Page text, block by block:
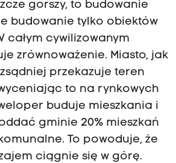
gorszy, to budowanie
budowanie tylko obiektów
całym cywilizowanym
zrównoważenie. Miasto, jak
przekazuje teren
to na rynkowych
buduje mieszkania i
gminie 20% mieszkań
To powoduje, że
ciągnie się w górę.